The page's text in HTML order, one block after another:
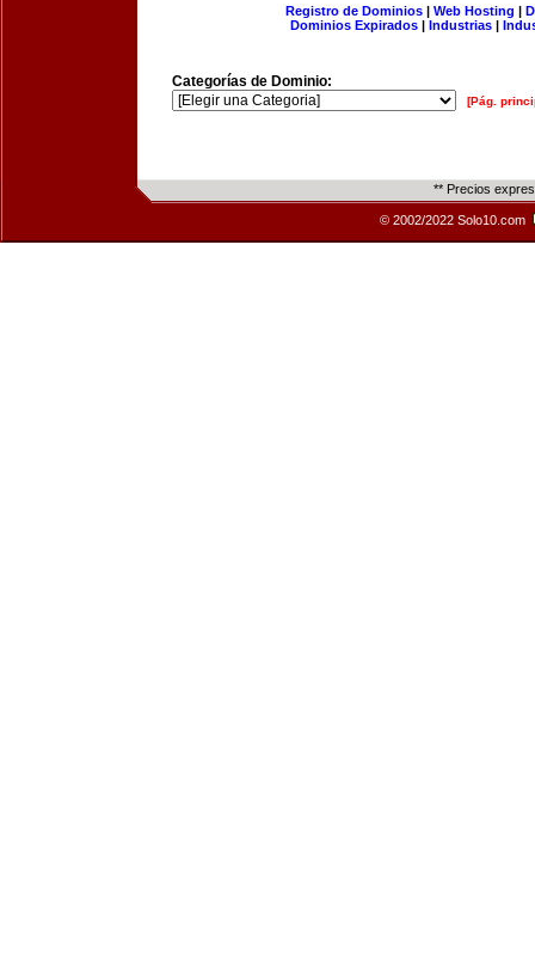
Registro de Dominios| Web Hosting |
Dominios Expirados | Industrias |
Categorías de Dominio:
[Pág.
** Precios
© 2002/2022 Solo10.com